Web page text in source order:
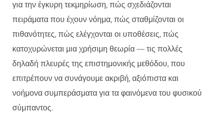
για την έγκυρη τεκμηρίωση, πώς σχεδιάζονται
πειράματα που έχουν νόημα, πώς σταθμίζονται οι
πιθανότητες, πώς ελέγχονται οι υποθέσεις, πώς
κατοχυρώνεται μια χρήσιμη θεωρία — τις πολλές
δηλαδή πλευρές της επιστημονικής μεθόδου, που
επιτρέπουν να συνάγουμε ακριβή, αξιόπιστα και
νοήμονα συμπεράσματα για τα φαινόμενα του φυσικού
σύμπαντος.